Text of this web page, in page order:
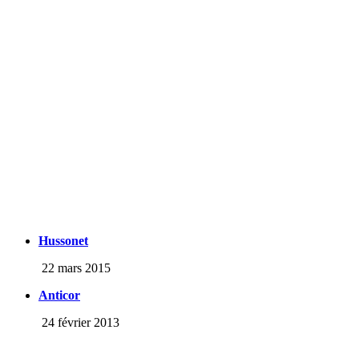
Hussonet
22 mars 2015
Anticor
24 février 2013